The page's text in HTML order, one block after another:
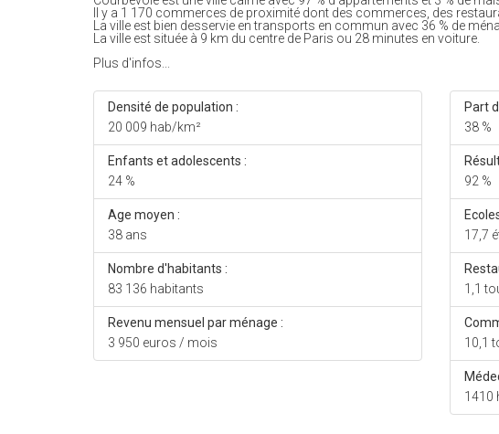
Il y a 1 170 commerces de proximité dont des commerces, des
La ville est bien desservie en transports en commun avec 36 % de
La ville est située à 9 km du centre de Paris ou 28 minutes en voiture.
Plus d'infos...
Densité de population :
20 009 hab/km²
Enfants et adolescents :
24 %
Age moyen :
38 ans
Nombre d'habitants :
83 136 habitants
Revenu mensuel par ménage :
3 950 euros / mois
Part
38 %
92 %
17,7
1,1
10,1
1410